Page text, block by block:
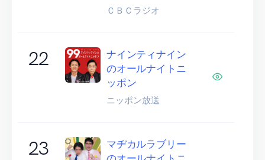
ＣＢＣラジオ
22
ナインティナイン
のオールナイトニ
ッポン
ニッポン放送
23
マヂカルラブリー